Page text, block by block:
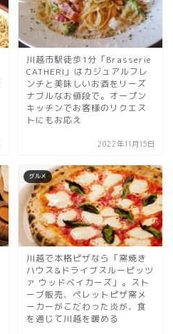
川越市駅徒歩1分「Brasserie
CATHERI」はカジュアルフレ
ンチと美味しいお酒をリーズ
ナブルなお値段で。オープン
キッチンでお客様のリクエス
トにもお応え
2022年11月15日
グルメ
川越で本格ピザなら「窯焼き
ハウス&ドライブスルーピッツ
ァ ウッドベイカーズ」。スト
ーブ販売、ペレットピザ窯メ
ーカーがこだわった炎が、食
を通じて川越を暖める